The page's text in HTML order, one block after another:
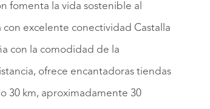
fomenta la vida sostenible al
excelente conectividad Castalla
con la comodidad de la
ofrece encantadoras tiendas
30 km, aproximadamente 30